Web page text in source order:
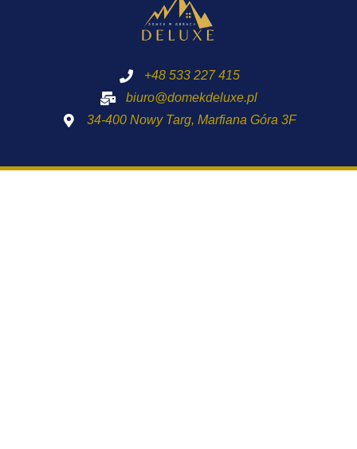
+48 533 227 415
biuro@domekdeluxe.pl
34-400 Nowy Targ, Marfiana Góra 3F